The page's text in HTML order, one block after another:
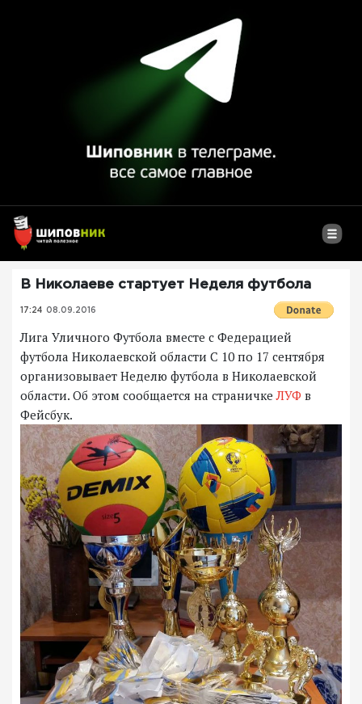
В Николаеве стартует Неделя футбола
17:24 08.09.2016
Лига Уличного Футбола вместе с Федерацией
футбола Николаевской области С 10 по 17 сентября
организовывает Неделю футбола в Николаевской
области. Об этом сообщается на страничкеЛУФ в
Фейсбук.